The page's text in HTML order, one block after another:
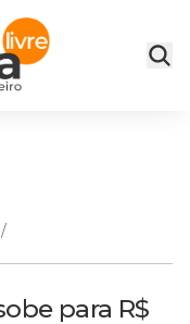
/
para R$